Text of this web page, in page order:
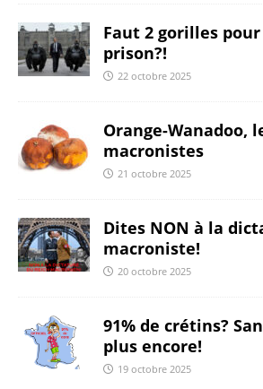
Faut 2 gorilles
prison?!
22 octobre 2025
Orange-Wanadoo,
macronistes
21 octobre 2025
Dites NON à la
macroniste!
20 octobre 2025
91% de crétins?
plus encore!
19 octobre 2025